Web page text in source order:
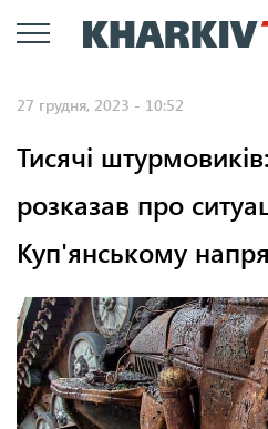
до
27 грудня, 2023 - 10:52
Тисячі
розказав про
Куп'янському